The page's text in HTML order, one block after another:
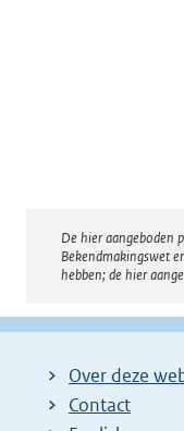
De hier aangeboden
Bekendmakingswet
hebben; de hier
Over deze
Contact